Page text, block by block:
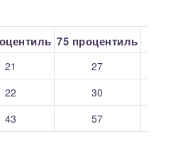
75 процентиль
21 27
22 30
43 57